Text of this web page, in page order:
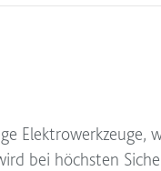
Elektrowerkzeuge,
bei höchsten